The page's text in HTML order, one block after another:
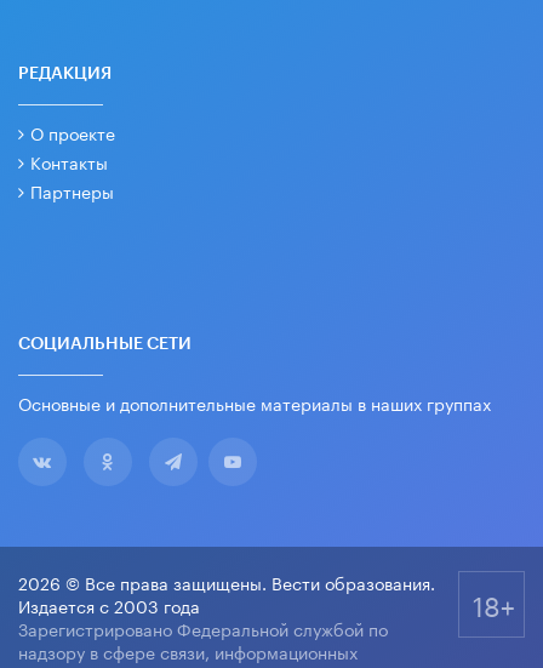
РЕДАКЦИЯ
О проекте
Контакты
Партнеры
СОЦИАЛЬНЫЕ СЕТИ
Основные и дополнительные материалы в наших группах
2026 © Все права защищены. Вести образования.
Издается с 2003 года
Зарегистрировано Федеральной службой по
надзору в сфере связи, информационных
18+